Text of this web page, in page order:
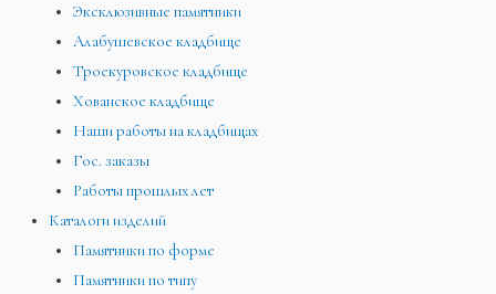
Эксклюзивные памятники
Алабушевское кладбище
Троекуровское кладбище
Хованское кладбище
Наши работы на кладбищах
Гос. заказы
Работы прошлых лет
Каталоги изделий
Памятники по форме
Памятники по типу